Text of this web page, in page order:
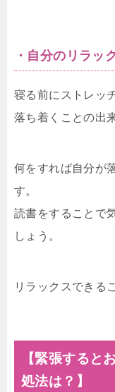
・自分のリラッ
寝る前にストレッ
落ち着くことの出
何をすれば自分が
す。
読書をすることで
しょう。
リラックスできる
【緊張すると
処法は？】